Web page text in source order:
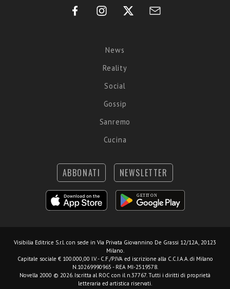
News
Reality
Social
Gossip
Sanremo
Cucina
ABBONATI NEWSLETTER
Visibilia Editrice S.r.l. con sede in Via Privata Giovannino De Grassi 12/12A, 20123
Milano.
Capitale sociale € 100.000,00 I.V. - C.F./P.IVA ed iscrizione alla C.C.I.A.A. di Milano
N.10269990965 - REA MI-2519578.
Novella 2000 © 2026. Iscritta al ROC con il n.37767. Tutti i diritti di proprietà
letteraria ed artistica riservati.